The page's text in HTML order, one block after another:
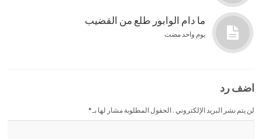
ما دام الوابور طلع من القضيب
يوم واحد مضت
اضف رد
لن يتم نشر البريد الإلكتروني . الحقول المطلوبة مشار لها بـ*